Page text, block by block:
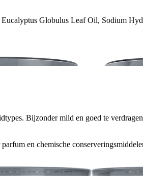
Globulus Leaf Oil, Sodium
Bijzonder mild en goed te
en chemische